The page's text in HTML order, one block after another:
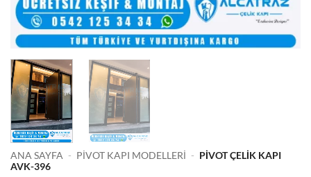
ANA SAYFA - PIVOT KAPI MODELLERI - PIVOT ÇELIK KAPI
AVK-396